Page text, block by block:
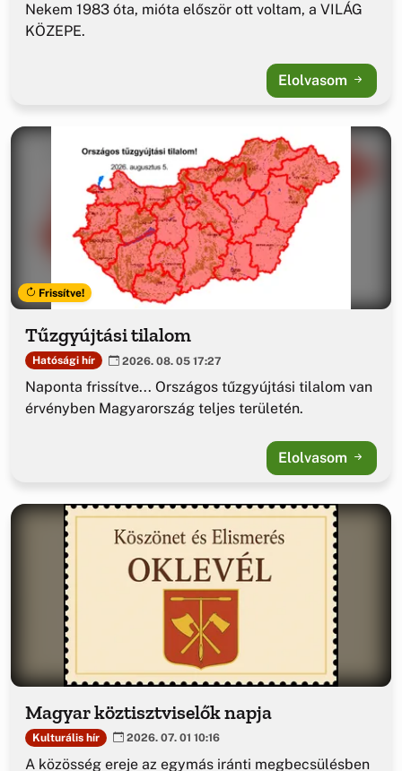
Nekem 1983 óta, mióta először ott voltam, a VILÁG
KÖZEPE.
Elolvasom
Frissítve!
Tűzgyújtási tilalom
Hatósági hír 2026. 08. 05 17:27
Naponta frissítve... Országos tűzgyújtási tilalom van
érvényben Magyarország teljes területén.
Elolvasom
Magyar köztisztviselők napja
Kulturális hír 2026. 07. 01 10:16
A közösség ereje az egymás iránti megbecsülésben